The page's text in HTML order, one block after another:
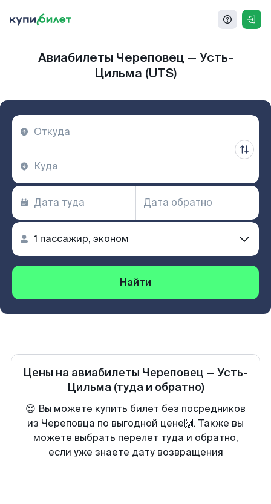
Авиабилеты Череповец — Усть-
Цильма (UTS)
Найти
Цены на авиабилеты Череповец — Усть-
Цильма (туда и обратно)
😍 Вы можете купить билет без посредников
из Череповца по выгодной цене🙌. Также вы
можете выбрать перелет туда и обратно,
если уже знаете дату возвращения